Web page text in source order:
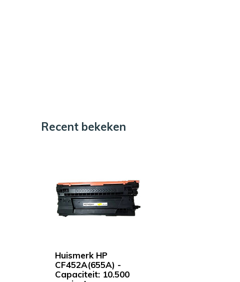
Recent bekeken
Huismerk HP
CF452A(655A) -
Capaciteit: 10.500